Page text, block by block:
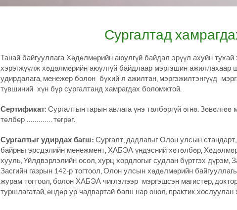
Сургалтад
Танай байгууллага Хөдөлмөрийн аюулгүй байдал эрүүл ахуйн тухай
хэрэгжүүлж хөдөлмөрийн аюулгүй байдлаар мэргэшин ажиллахаар
удирдалага, менежер болон бүхий л ажилтан, мэргэжилтэнгүүд
түвшиний хүн бүр сургалтанд хамрагдах боломжтой.
Сертификат: Сургалтын гарын авлага үнэ төлбөргүй өгнө.
төлбөр ............. төгрөг.
Сургалтыг удирдах багш: Сургалт, дадлагыг Олон улсын
байрны эрсдэлийн менежмент, ХАБЭА үндэсний хөтөлбөр,
хууль, Үйлдвэрлэлийн осол, хурц хордлогыг судлан бүртгэх дүрэм,
Засгийн газрын 142-р тогтоол, Олон улсын хөдөлмөрийн
журам тогтоол, болон ХАБЭА чиглэлээр мэргэшсэн магистер,
туршлагатай, өндөр ур чадвартай багш нар онол, практик хослуулан